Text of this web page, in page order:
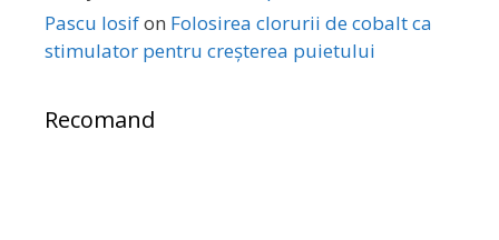
Pascu Iosifon Folosirea clorurii de cobalt ca
stimulator pentru creșterea puietului
Recomand